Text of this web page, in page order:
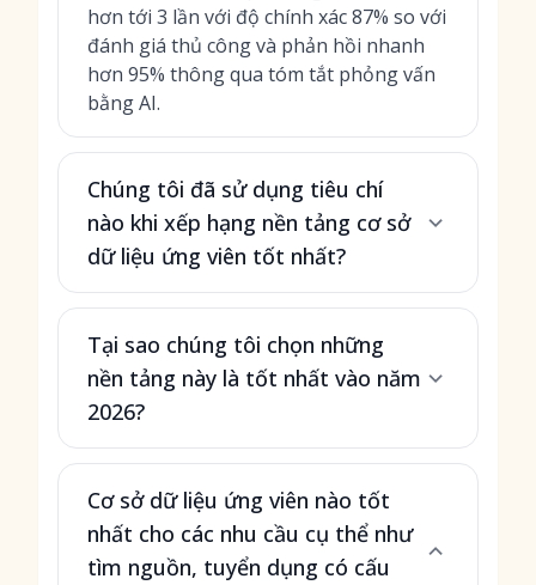
hơn tới 3 lần với độ chính xác 87% so với
đánh giá thủ công và phản hồi nhanh
hơn 95% thông qua tóm tắt phỏng vấn
bằng AI.
Chúng tôi đã sử dụng tiêu chí
nào khi xếp hạng nền tảng cơ sở
dữ liệu ứng viên tốt nhất?
Tại sao chúng tôi chọn những
nền tảng này là tốt nhất vào năm
2026?
Cơ sở dữ liệu ứng viên nào tốt
nhất cho các nhu cầu cụ thể như
tìm nguồn, tuyển dụng có cấu